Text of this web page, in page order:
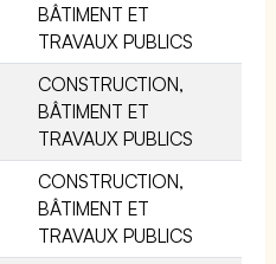
BÂTIMENT ET
TRAVAUX PUBLICS
CONSTRUCTION,
BÂTIMENT ET
TRAVAUX PUBLICS
CONSTRUCTION,
BÂTIMENT ET
TRAVAUX PUBLICS